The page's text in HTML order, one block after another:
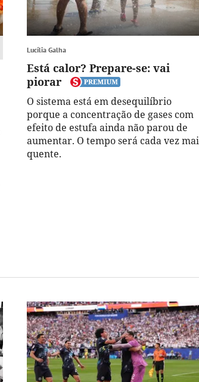
Lucília Galha
Está calor? Prepare-se: vai
piorar
O sistema está em desequilíbrio
porque a concentração de gases com
efeito de estufa ainda não parou de
aumentar. O tempo será cada vez
quente.